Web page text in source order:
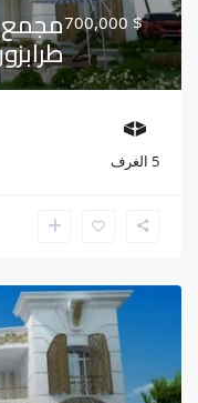
$ 700,000 مجمع
5 الغرف